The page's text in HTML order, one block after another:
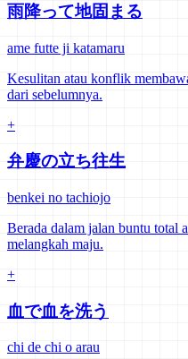
雨降って地固まる
ame futte ji katamaru
Kesulitan atau konflik
dari sebelumnya.
+
弁慶の立ち往生
benkei no tachiojo
Berada dalam jalan buntu total
melangkah maju.
+
血で血を洗う
chi de chi o arau